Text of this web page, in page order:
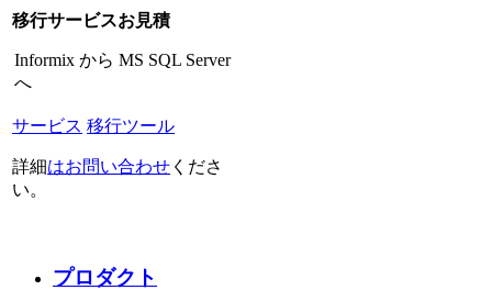
移行サービスお見積
Informix から MS SQL Server
へ
サービス 移行ツール
詳細はお問い合わせ くださ
い。
プロダクト